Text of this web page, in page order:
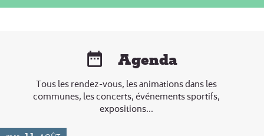
Agenda
Tous les rendez-vous, les animations dans les
communes, les concerts, événements sportifs,
expositions...